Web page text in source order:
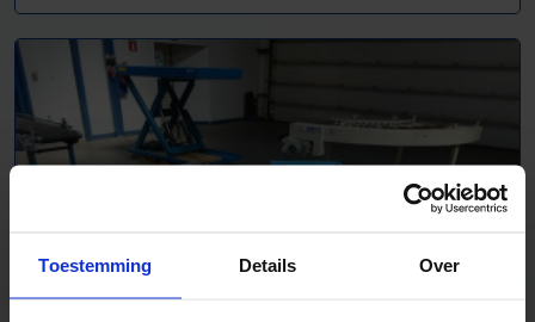
Toestemming Details Over